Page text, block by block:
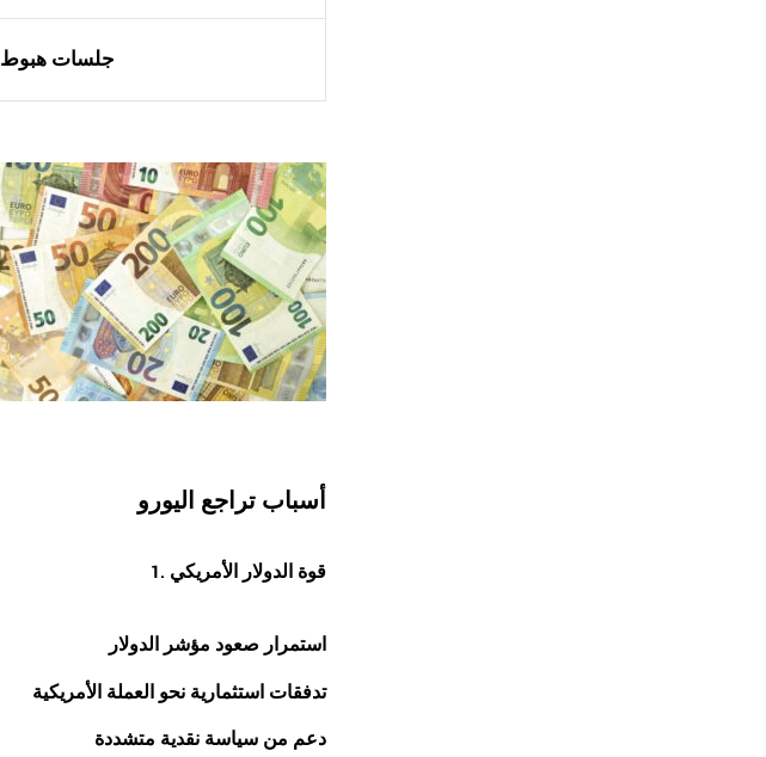
3 جلسات هبوط
أسباب تراجع اليورو
1. قوة الدولار الأمريكي
استمرار صعود مؤشر الدولار
تدفقات استثمارية نحو العملة الأمريكية
دعم من سياسة نقدية متشددة